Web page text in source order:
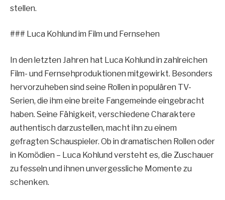
stellen.
### Luca Kohlund im Film und Fernsehen
In den letzten Jahren hat Luca Kohlund in zahlreichen
Film- und Fernsehproduktionen mitgewirkt. Besonders
hervorzuheben sind seine Rollen in populären TV-
Serien, die ihm eine breite Fangemeinde eingebracht
haben. Seine Fähigkeit, verschiedene Charaktere
authentisch darzustellen, macht ihn zu einem
gefragten Schauspieler. Ob in dramatischen Rollen oder
in Komödien – Luca Kohlund versteht es, die Zuschauer
zu fesseln und ihnen unvergessliche Momente zu
schenken.